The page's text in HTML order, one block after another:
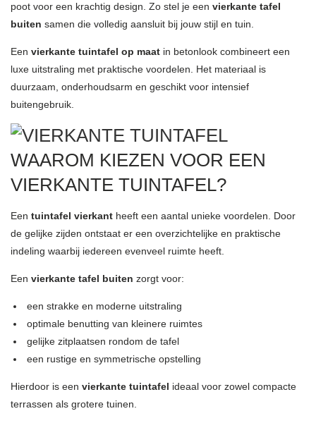
poot voor een krachtig design. Zo stel je een vierkante tafel
buiten samen die volledig aansluit bij jouw stijl en tuin.
Een vierkante tuintafel op maat in betonlook combineert een
luxe uitstraling met praktische voordelen. Het materiaal is
duurzaam, onderhoudsarm en geschikt voor intensief
buitengebruik.
WAAROM KIEZEN VOOR EEN
VIERKANTE TUINTAFEL?
Een tuintafel vierkant heeft een aantal unieke voordelen. Door
de gelijke zijden ontstaat er een overzichtelijke en praktische
indeling waarbij iedereen evenveel ruimte heeft.
Een vierkante tafel buiten zorgt voor:
een strakke en moderne uitstraling
optimale benutting van kleinere ruimtes
gelijke zitplaatsen rondom de tafel
een rustige en symmetrische opstelling
Hierdoor is een vierkante tuintafel ideaal voor zowel compacte
terrassen als grotere tuinen.